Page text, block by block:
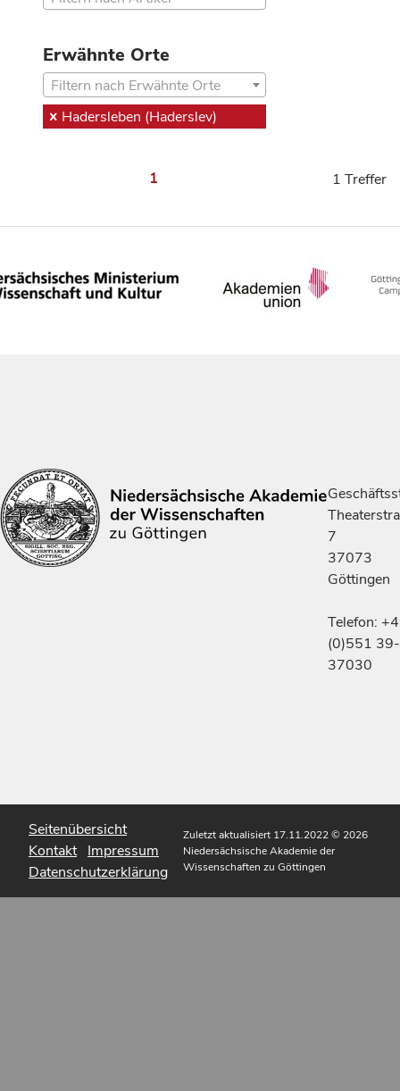
Erwähnte Orte
Filtern nach Erwähnte Orte
Hadersleben (Haderslev)
1 1 Treffer
7
37073
Göttingen
Telefon:
(0)551 39-
37030
Seitenübersicht
Kontakt Impressum
Datenschutzerklärung
Zuletzt aktualisiert 17.11.2022© 2026
Niedersächsische Akademie der
Wissenschaften zu Göttingen